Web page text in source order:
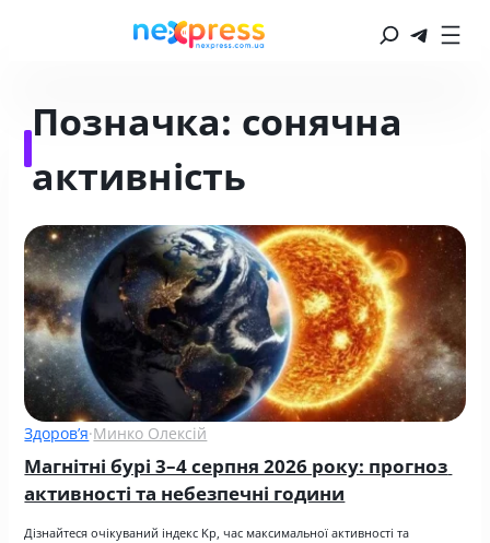
Позначка: сонячна
активність
Здоров’я·Минко Олексій
Магнітні бурі 3–4 серпня 2026 року: прогноз
активності та небезпечні години
Дізнайтеся очікуваний індекс Kp, час максимальної активності та